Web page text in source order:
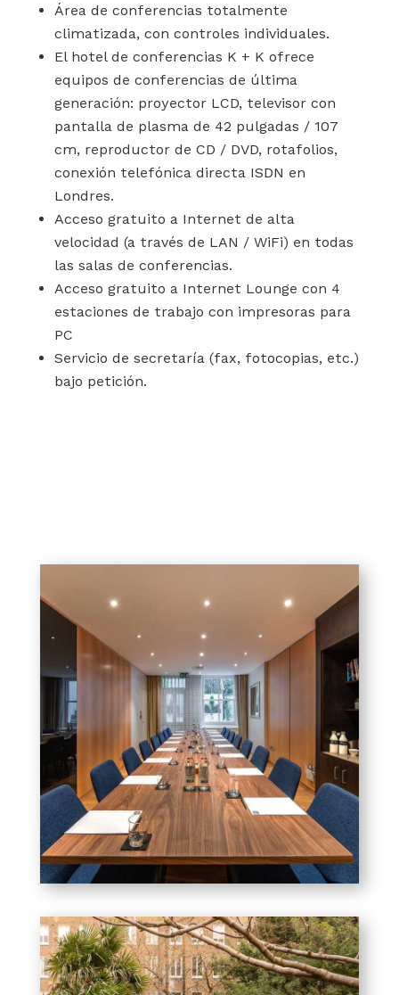
Área de conferencias totalmente
climatizada, con controles individuales.
El hotel de conferencias K + K ofrece
equipos de conferencias de última
generación: proyector LCD, televisor con
pantalla de plasma de 42 pulgadas / 107
cm, reproductor de CD / DVD, rotafolios,
conexión telefónica directa ISDN en
Londres.
Acceso gratuito a Internet de alta
velocidad (a través de LAN / WiFi) en todas
las salas de conferencias.
Acceso gratuito a Internet Lounge con 4
estaciones de trabajo con impresoras para
PC
Servicio de secretaría (fax, fotocopias, etc.)
bajo petición.